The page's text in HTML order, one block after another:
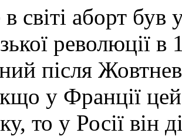
світі аборт був
революції в
після
у Франції
то у Росії він